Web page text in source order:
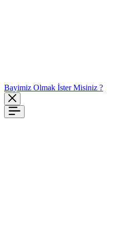
Bayimiz Olmak İster Misiniz ?